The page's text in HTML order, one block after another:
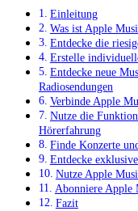
Einleitung
Was ist Apple
Entdecke die
Erstelle
Entdecke neue
Radiosendungen
Verbinde Apple
Nutze die
Hörerfahrung
Finde Konzerte
Entdecke
Nutze Apple
Abonniere Apple
Fazit